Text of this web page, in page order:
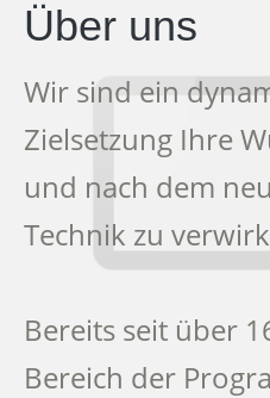
Über uns
Wir sind ein
Zielsetzung Ihre
und nach dem
Technik zu
Bereits seit über
Bereich der